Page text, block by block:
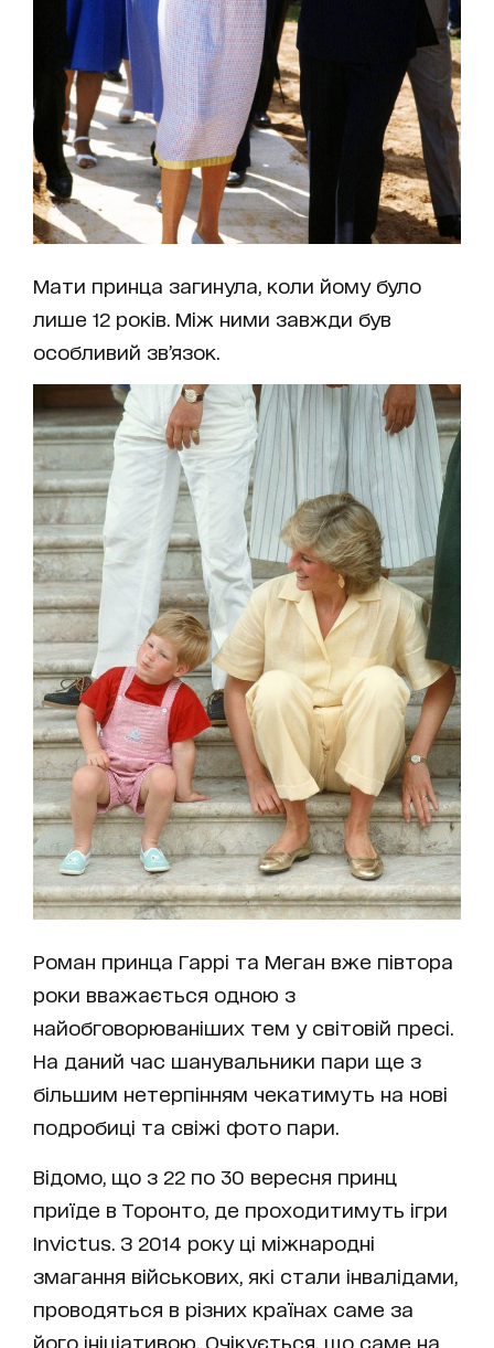
Мати принца загинула, коли йому було
лише 12 років. Між ними завжди був
особливий зв’язок.
Роман принца Гаррі та Меган вже півтора
роки вважається одною з
найобговорюваніших тем у світовій пресі.
На даний час шанувальники пари ще з
більшим нетерпінням чекатимуть на нові
подробиці та свіжі фото пари.
Відомо, що з 22 по 30 вересня принц
приїде в Торонто, де проходитимуть ігри
Invictus. З 2014 року ці міжнародні
змагання військових, які стали інвалідами,
проводяться в різних країнах саме за
його ініціативою. Очікується, що саме на